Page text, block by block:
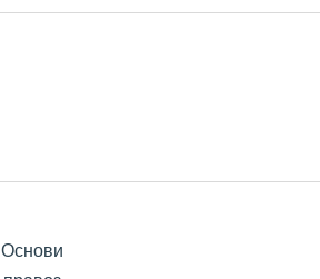
Основи